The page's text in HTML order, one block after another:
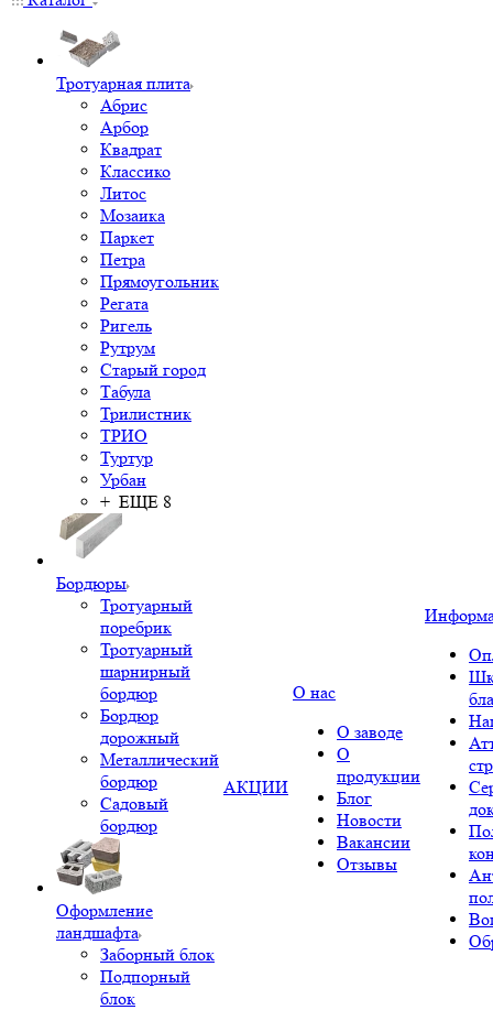
Тротуарная плита
Абрис
Арбор
Квадрат
Классико
Литос
Мозаика
Паркет
Петра
Прямоугольник
Регата
Ригель
Рутрум
Старый город
Табула
Трилистник
ТРИО
Туртур
Урбан
+ ЕЩЕ 8
Бордюры
Тротуарный
поребрик
Тротуарный
шарнирный
бордюр
Бордюр
дорожный
Металлический
бордюр
Садовый
бордюр
Оформление
ландшафта
Заборный блок
Подпорный
блок
АКЦИИ
О нас
О заводе
О
продукции
Блог
Новости
Вакансии
Отзывы